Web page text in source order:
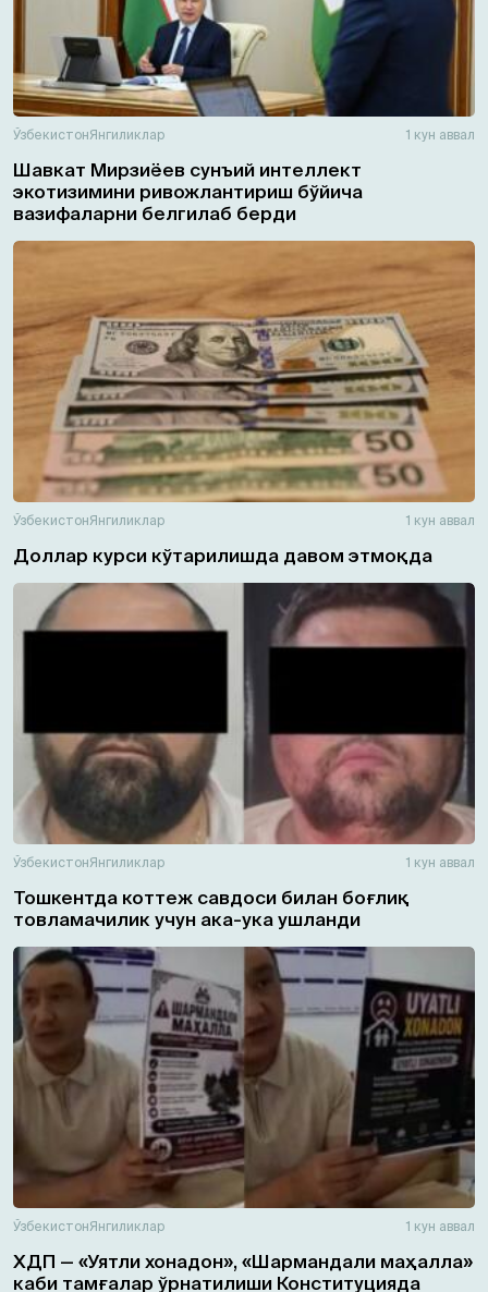
ЎзбекистонЯнгиликлар 1 кун аввал
Шавкат Мирзиёев сунъий интеллект
экотизимини ривожлантириш бўйича
вазифаларни белгилаб берди
ЎзбекистонЯнгиликлар 1 кун аввал
Доллар курси кўтарилишда давом этмоқда
ЎзбекистонЯнгиликлар 1 кун аввал
Тошкентда коттеж савдоси билан боғлиқ
товламачилик учун ака-ука ушланди
ЎзбекистонЯнгиликлар 1 кун аввал
ХДП — «Уятли хонадон», «Шармандали маҳалла»
каби тамғалар ўрнатилиши Конституцияда